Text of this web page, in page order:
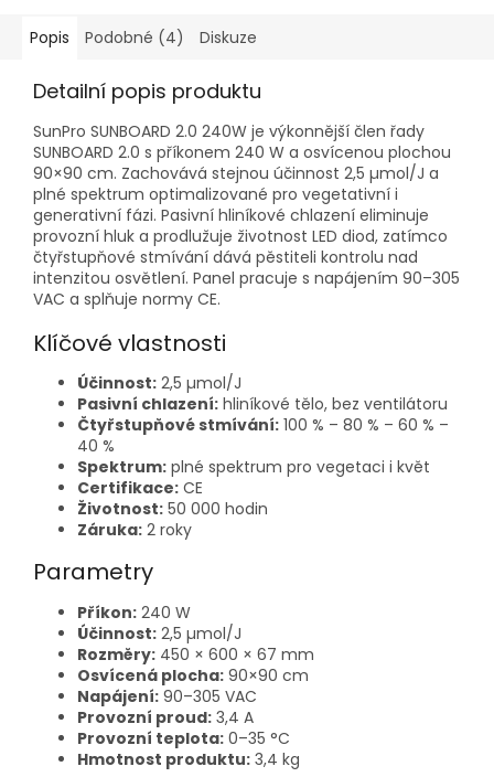
Popis Podobné (4) Diskuze
Detailní popis produktu
SunPro SUNBOARD 2.0 240W je výkonnější člen řady
SUNBOARD 2.0 s příkonem 240 W a osvícenou plochou
90×90 cm. Zachovává stejnou účinnost 2,5 µmol/J a
plné spektrum optimalizované pro vegetativní i
generativní fázi. Pasivní hliníkové chlazení eliminuje
provozní hluk a prodlužuje životnost LED diod, zatímco
čtyřstupňové stmívání dává pěstiteli kontrolu nad
intenzitou osvětlení. Panel pracuje s napájením 90–305
VAC a splňuje normy CE.
Klíčové vlastnosti
Účinnost: 2,5 µmol/J
Pasivní chlazení: hliníkové tělo, bez ventilátoru
Čtyřstupňové stmívání: 100 % – 80 % – 60 % –
40 %
Spektrum: plné spektrum pro vegetaci i květ
Certifikace: CE
Životnost: 50 000 hodin
Záruka: 2 roky
Parametry
Příkon: 240 W
Účinnost: 2,5 µmol/J
Rozměry: 450 × 600 × 67 mm
Osvícená plocha: 90×90 cm
Napájení: 90–305 VAC
Provozní proud: 3,4 A
Provozní teplota: 0–35 °C
Hmotnost produktu: 3,4 kg